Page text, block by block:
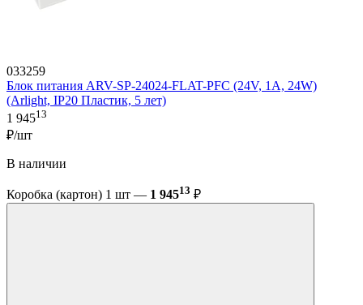
033259
Блок питания ARV-SP-24024-FLAT-PFC (24V, 1A, 24W)
(Arlight, IP20 Пластик, 5 лет)
1 94513
₽/шт
В наличии
Коробка (картон) 1 шт — 1 94513 ₽